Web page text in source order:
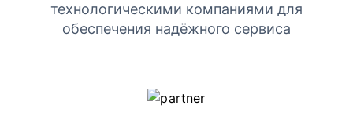
технологическими компаниями для
обеспечения надёжного сервиса